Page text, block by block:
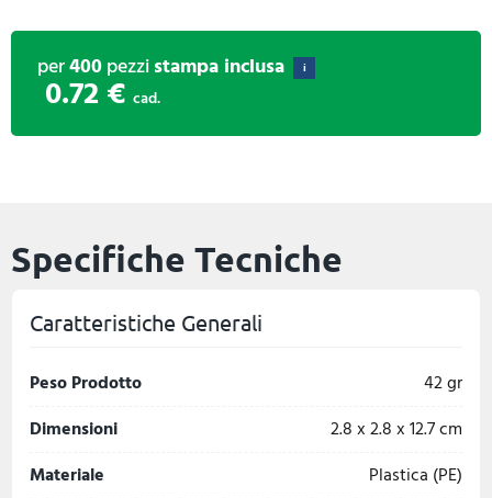
per400pezzistampa inclusa i
0.72 € cad.
Specifiche Tecniche
Caratteristiche Generali
Peso Prodotto
42 gr
Dimensioni
2.8 x 2.8 x 12.7 cm
Materiale
Plastica (PE)